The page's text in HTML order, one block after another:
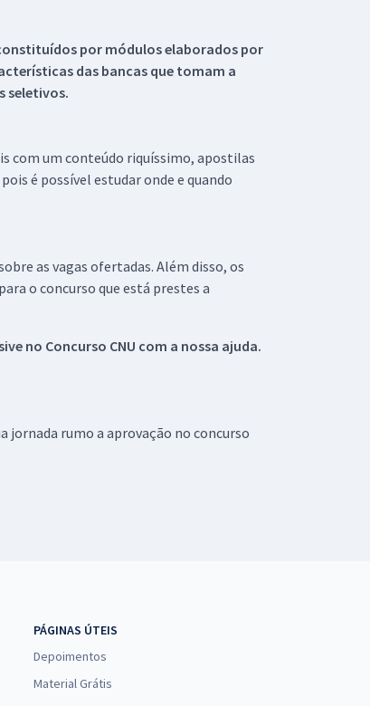
por módulos elaborados por
das bancas que tomam a
seletivos.
com um conteúdo riquíssimo, apostilas
é possível estudar onde e quando
as vagas ofertadas. Além disso, os
o concurso que está prestes a
no Concurso CNU com a nossa ajuda.
jornada rumo a aprovação no concurso
PÁGINAS ÚTEIS
Depoimentos
Material Grátis